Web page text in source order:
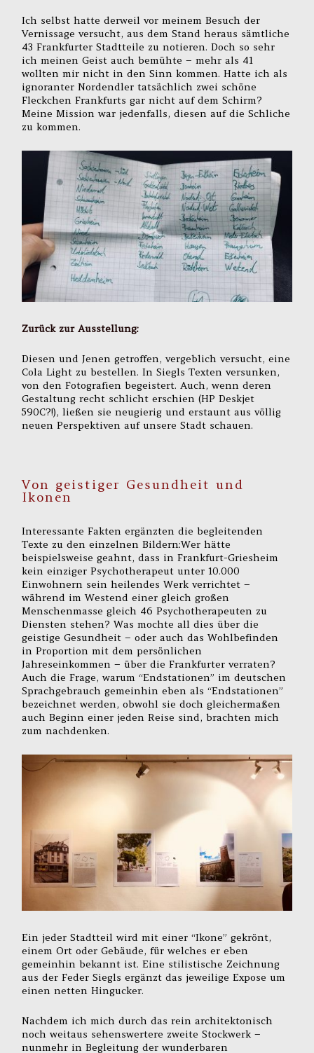
Ich selbst hatte derweil vor meinem Besuch der
Vernissage versucht, aus dem Stand heraus sämtliche
43 Frankfurter Stadtteile zu notieren. Doch so sehr
ich meinen Geist auch bemühte – mehr als 41
wollten mir nicht in den Sinn kommen. Hatte ich als
ignoranter Nordendler tatsächlich zwei schöne
Fleckchen Frankfurts gar nicht auf dem Schirm?
Meine Mission war jedenfalls, diesen auf die Schliche
zu kommen.
Zurück zur Ausstellung:
Diesen und Jenen getroffen, vergeblich versucht, eine
Cola Light zu bestellen. In Siegls Texten versunken,
von den Fotografien begeistert. Auch, wenn deren
Gestaltung recht schlicht erschien (HP Deskjet
590C?!), ließen sie neugierig und erstaunt aus völlig
neuen Perspektiven auf unsere Stadt schauen.
Von geistiger Gesundheit und
Ikonen
Interessante Fakten ergänzten die begleitenden
Texte zu den einzelnen Bildern:Wer hätte
beispielsweise geahnt, dass in Frankfurt-Griesheim
kein einziger Psychotherapeut unter 10.000
Einwohnern sein heilendes Werk verrichtet –
während im Westend einer gleich großen
Menschenmasse gleich 46 Psychotherapeuten zu
Diensten stehen? Was mochte all dies über die
geistige Gesundheit – oder auch das Wohlbefinden
in Proportion mit dem persönlichen
Jahreseinkommen – über die Frankfurter verraten?
Auch die Frage, warum “Endstationen” im deutschen
Sprachgebrauch gemeinhin eben als “Endstationen”
bezeichnet werden, obwohl sie doch gleichermaßen
auch Beginn einer jeden Reise sind, brachten mich
zum nachdenken.
Ein jeder Stadtteil wird mit einer “Ikone” gekrönt,
einem Ort oder Gebäude, für welches er eben
gemeinhin bekannt ist. Eine stilistische Zeichnung
aus der Feder Siegls ergänzt das jeweilige Expose um
einen netten Hingucker.
Nachdem ich mich durch das rein architektonisch
noch weitaus sehenswertere zweite Stockwerk –
nunmehr in Begleitung der wunderbaren